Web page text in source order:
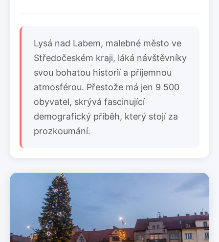
Lysá nad Labem, malebné město ve
Středočeském kraji, láká návštěvníky
svou bohatou historií a příjemnou
atmosférou. Přestože má jen 9 500
obyvatel, skrývá fascinující
demografický příběh, který stojí za
prozkoumání.